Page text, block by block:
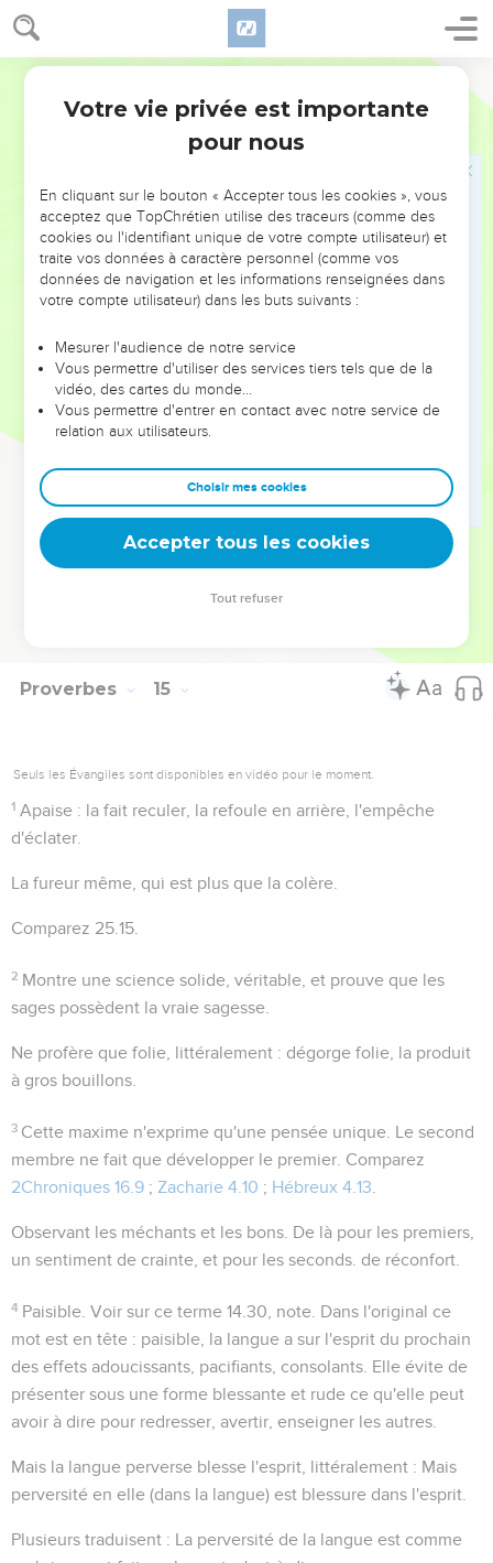
Proverbes 14
Belle maxime, dont la justesse est prouvée par l'histoire de
tous les temps. Ce qui rend une nation grande et illustre, ce
sont les principes de justice, d'équité, de droiture qui
président à son gouvernement, inspirent ses magistrats, sont
militaire peut être brisée ; l'éclat d'une brillante civilisation
même. L'idéal de justice et d'honneur est le bien suprême, le
fondement, qui doit être fermement maintenu. Il sera une
sauvegarde dans les jours de grande prospérité, et un
puissant levier dans les époques de lutte et d'épreuves
Voir dans10.5la même opposition entreaviséetqui fait
honte.
Du roi
Qui fait honte
, par sa maladresse. Il faut y regarder à deux
fois avant de s'approcher des rois et de leur offrir des
services, et considérer si l'on a la capacité requise.
Proverbes 15
Seuls les Évangiles sont disponibles en vidéo pour le moment.
1 Apaise : la fait reculer, la refoule en arrière, l'empêche
d'éclater.
La fureur même, qui est plus que la colère.
Comparez 25.15
2 Montre une science solide , véritable, et prouve que les
sages possèdent la vraie sagesse.
Ne profère que folie , littéralement : dégorge folie , la produit
à gros bouillons.
3 Cette maxime n'exprime qu'une pensée unique. Le second
membre ne fait que développer le premier. Comparez
2Chroniques 16.9 ; Zacharie 4.10 ; Hébreux 4.13
Observant les méchants et les bons . De là pour les premiers,
un sentiment de crainte, et pour les seconds. de réconfort.
4 Paisible . Voir sur ce terme14.30 , note. Dans l'original ce
mot est en tête : paisible, la langue a sur l'esprit du prochain
des effets adoucissants, pacifiants, consolants. Elle évite de
présenter sous une forme blessante et rude ce qu'elle peut
avoir à dire pour redresser, avertir, enseigner les autres.
Mais la langue perverse blesse l'esprit , littéralement : Mais
perversité en elle (dans la langue) est blessure dans l'esprit
Plusieurs traduisent : La perversité de la langue est comme
Votre vie privée est importante
pour nous
En cliquant sur le bouton « Accepter tous les cookies », vous
acceptez que TopChrétien utilise des traceurs (comme des
cookies ou l'identifiant unique de votre compte utilisateur) et
traite vos données à caractère personnel (comme vos
données de navigation et les informations renseignées dans
votre compte utilisateur) dans les buts suivants :
Mesurer l'audience de notre service
Vous permettre d'utiliser des services tiers tels que de la
vidéo, des cartes du monde…
Vous permettre d'entrer en contact avec notre service de
relation aux utilisateurs.
Choisir mes cookies
Accepter tous les cookies
Tout refuser